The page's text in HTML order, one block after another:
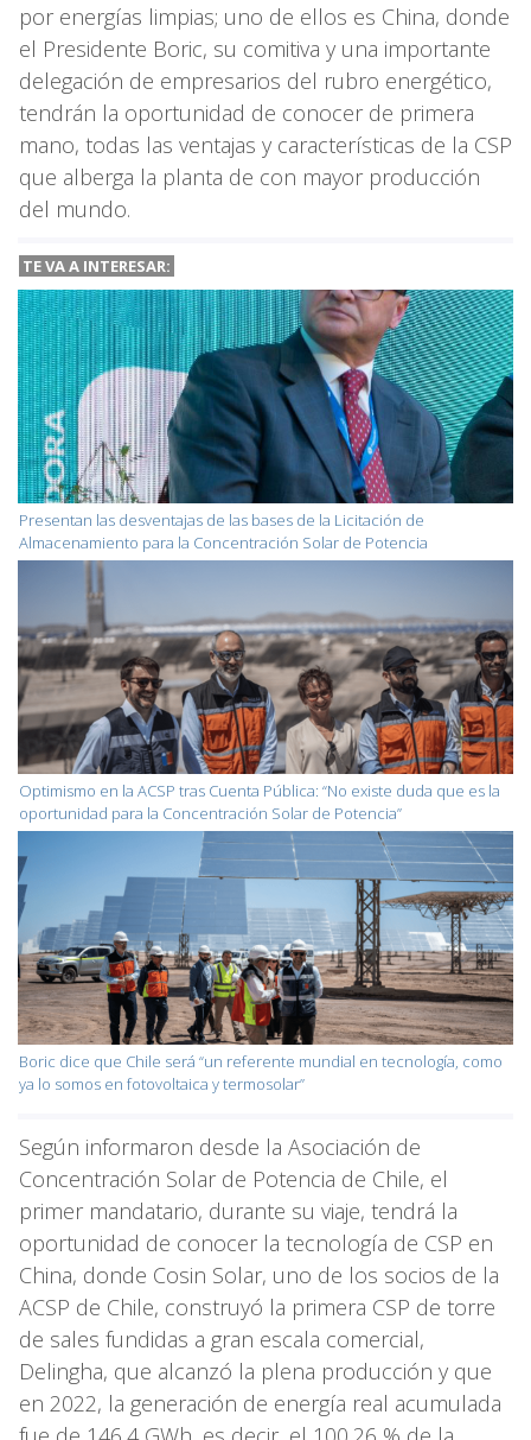
por energías limpias; uno de ellos es China, donde
el Presidente Boric, su comitiva y una importante
delegación de empresarios del rubro energético,
tendrán la oportunidad de conocer de primera
mano, todas las ventajas y características de la CSP
que alberga la planta de con mayor producción
del mundo.
TE VA A INTERESAR:
Presentan las desventajas de las bases de la Licitación de
Almacenamiento para la Concentración Solar de Potencia
Optimismo en la ACSP tras Cuenta Pública: “No existe duda que es la
oportunidad para la Concentración Solar de Potencia”
Boric dice que Chile será “un referente mundial en tecnología, como
ya lo somos en fotovoltaica y termosolar”
Según informaron desde la Asociación de
Concentración Solar de Potencia de Chile, el
primer mandatario, durante su viaje, tendrá la
oportunidad de conocer la tecnología de CSP en
China, donde Cosin Solar, uno de los socios de la
ACSP de Chile, construyó la primera CSP de torre
de sales fundidas a gran escala comercial,
Delingha, que alcanzó la plena producción y que
en 2022, la generación de energía real acumulada